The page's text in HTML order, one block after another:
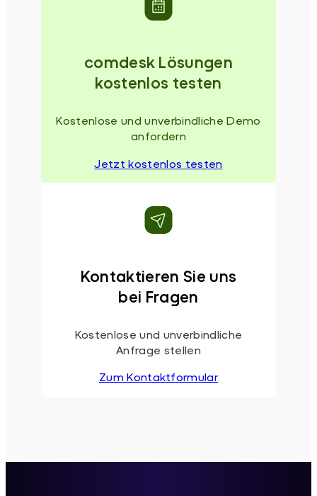
comdesk Lösungen
kostenlos testen
Kostenlose und unverbindliche Demo
anfordern
Jetzt kostenlos testen
Kontaktieren Sie uns
bei Fragen
Kostenlose und unverbindliche
Anfrage stellen
Zum Kontaktformular